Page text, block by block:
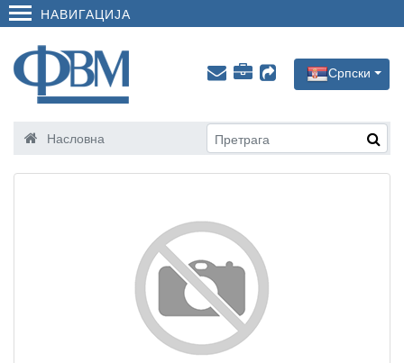
НАВИГАЦИЈА
Српски
Насловна